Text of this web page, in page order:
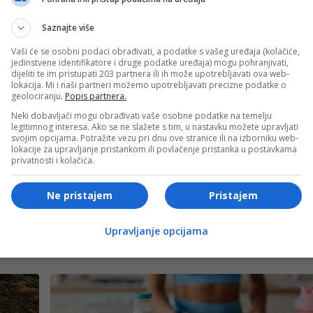
prozora bez nadzora može imati ozbiljne
- OGLAS -
zna tačan redoslijed pritiskanja dugmadi. Međutim,
otvore slučajno,“ kaže Džejk Fišer, viši direktor za
Saznajte više
Vaši će se osobni podaci obrađivati, a podatke s vašeg uređaja (kolačiće,
jedinstvene identifikatore i druge podatke uređaja) mogu pohranjivati,
dijeliti te im pristupati 203 partnera ili ih može upotrebljavati ova web-
lokacija. Mi i naši partneri možemo upotrebljavati precizne podatke o
geolociranju. Popis partnera.
Neki dobavljači mogu obrađivati vaše osobne podatke na temelju
legitimnog interesa. Ako se ne slažete s tim, u nastavku možete upravljati
svojim opcijama. Potražite vezu pri dnu ove stranice ili na izborniku web-
lokacije za upravljanje pristankom ili povlačenje pristanka u postavkama
privatnosti i kolačića.
Pristajem
Ne pristajem
Upravljanje opcijama